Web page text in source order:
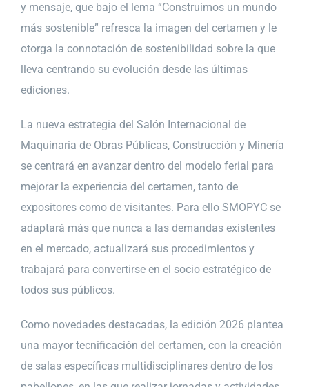
y mensaje, que bajo el lema “Construimos un mundo
más sostenible” refresca la imagen del certamen y le
otorga la connotación de sostenibilidad sobre la que
lleva centrando su evolución desde las últimas
ediciones.
La nueva estrategia del Salón Internacional de
Maquinaria de Obras Públicas, Construcción y Minería
se centrará en avanzar dentro del modelo ferial para
mejorar la experiencia del certamen, tanto de
expositores como de visitantes. Para ello SMOPYC se
adaptará más que nunca a las demandas existentes
en el mercado, actualizará sus procedimientos y
trabajará para convertirse en el socio estratégico de
todos sus públicos.
Como novedades destacadas, la edición 2026 plantea
una mayor tecnificación del certamen, con la creación
de salas específicas multidisciplinares dentro de los